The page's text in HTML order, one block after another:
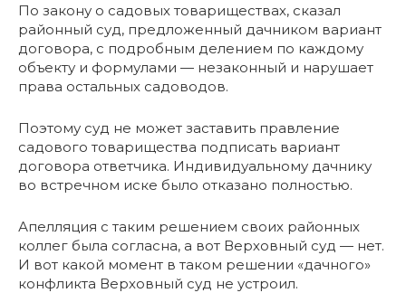
По закону о садовых товариществах, сказал
районный суд, предложенный дачником вариант
договора, с подробным делением по каждому
объекту и формулами — незаконный и нарушает
права остальных садоводов.
Поэтому суд не может заставить правление
садового товарищества подписать вариант
договора ответчика. Индивидуальному дачнику
во встречном иске было отказано полностью.
Апелляция с таким решением своих районных
коллег была согласна, а вот Верховный суд — нет.
И вот какой момент в таком решении «дачного»
конфликта Верховный суд не устроил.